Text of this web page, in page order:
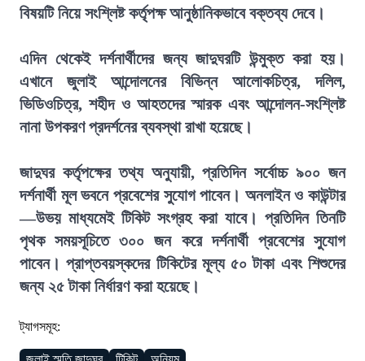
বিষয়টি নিয়ে সংশ্লিষ্ট কর্তৃপক্ষ আনুষ্ঠানিকভাবে বক্তব্য দেবে।
এদিন থেকেই দর্শনার্থীদের জন্য জাদুঘরটি উন্মুক্ত করা হয়।
এখানে জুলাই আন্দোলনের বিভিন্ন আলোকচিত্র, দলিল,
ভিডিওচিত্র, শহীদ ও আহতদের স্মারক এবং আন্দোলন-সংশ্লিষ্ট
নানা উপকরণ প্রদর্শনের ব্যবস্থা রাখা হয়েছে।
জাদুঘর কর্তৃপক্ষের তথ্য অনুযায়ী, প্রতিদিন সর্বোচ্চ ৯০০ জন
দর্শনার্থী মূল ভবনে প্রবেশের সুযোগ পাবেন। অনলাইন ও কাউন্টার
—উভয় মাধ্যমেই টিকিট সংগ্রহ করা যাবে। প্রতিদিন তিনটি
পৃথক সময়সূচিতে ৩০০ জন করে দর্শনার্থী প্রবেশের সুযোগ
পাবেন। প্রাপ্তবয়স্কদের টিকিটের মূল্য ৫০ টাকা এবং শিশুদের
জন্য ২৫ টাকা নির্ধারণ করা হয়েছে।
ট্যাগসমূহ: